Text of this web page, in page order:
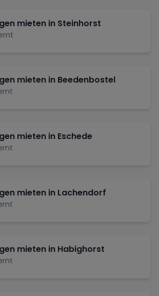
mieten in Steinhorst
mieten in Beedenbostel
mieten in Eschede
mieten in Lachendorf
mieten in Habighorst